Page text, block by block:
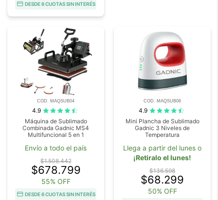
DESDE 6 CUOTAS SIN INTERÉS
COD. MAQSUB04
4.9
Máquina de Sublimado
Combinada Gadnic MS4
Multifuncional 5 en 1
Envío a todo el país
$1.508.442
$678.799
55% OFF
DESDE 6 CUOTAS SIN INTERÉS
COD. MAQSUB06
4.9
Mini Plancha de Sublimado
Gadnic 3 Niveles de
Temperatura
Llega a partir del lunes o
¡Retiralo el lunes!
$136.598
$68.299
50% OFF